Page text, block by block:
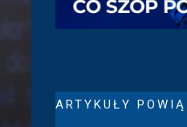
ARTYKUŁY